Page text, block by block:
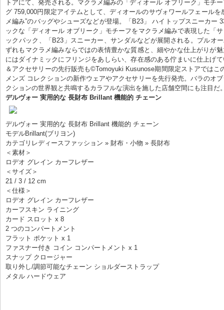
トアにて、発売される。マクラメ編みの「ディオール オブリーク」モチ
グ 759,000円限定アイテムとして、ディオールのサヴォワールフェールを
メ編み”のバッグやシューズなどが登場。「B23」 ハイトップスニーカー
ックな「ディオール オブリーク」モチーフをマクラメ編みで表現した「
ックパック、「B23」スニーカー、サンダルなどが展開される。プルオ
ずれもマクラメ編みならではの表情豊かな質感と、細やかな仕上がりが
にはダイナミックにフリンジをあしらい、存在感のある佇まいに仕上げ
＆アクセサリーの先行販売も©Tomoyuki Kusunose期間限定ストアではこ
メンズ コレクションの新作ウェアやアクセサリーを先行発売。バラのオ
クションの世界観と共鳴するカラフルな演出を施した店舗空間にも注目だ
デルヴォー 実用的な 長財布 Brillant 機能的 チェーン
デルヴォー 実用的な 長財布 Brillant 機能的 チェーン
モデルBrillant(ブリヨン)
カテゴリレディースファッション » 財布・小物 » 長財布
＜素材＞
ロデオ グレイン カーフレザー
＜サイズ＞
21 / 3 / 12 cm
＜仕様＞
ロデオ グレイン カーフレザー
カーフスキン ライニング
カード スロット x 8
2 つのコンパートメント
フラット ポケット x 1
ファスナー付き コイン コンパートメント x 1
スナップ クロージャー
取り外し/調節可能なチェーン ショルダーストラップ
メタル ハードウェア